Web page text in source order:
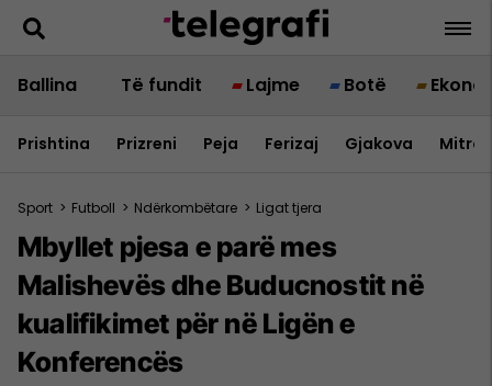
Ballina Të fundit Lajme Botë
Prishtina Prizreni Peja Ferizaj Gjakova
Sport > Futboll > Ndërkombëtare > Ligat tjera
Mbyllet pjesa e parë mes
Malishevës dhe Buducnostit në
kualifikimet për në Ligën e
Konferencës